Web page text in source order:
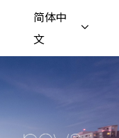
简体中
文